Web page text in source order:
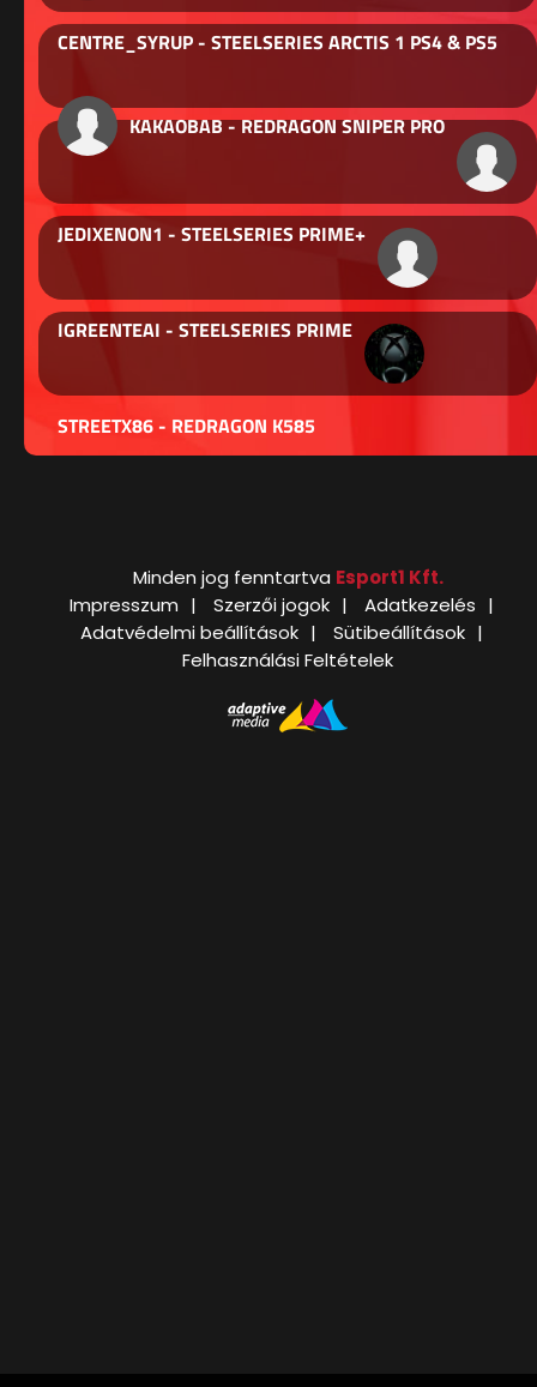
CENTRE_SYRUP - STEELSERIES ARCTIS 1 PS4 & PS5
KAKAOBAB - REDRAGON SNIPER PRO
JEDIXENON1 - STEELSERIES PRIME+
IGREENTEAI - STEELSERIES PRIME
STREETX86 - REDRAGON K585
Minden jog fenntartva Esport1 Kft.
Impresszum
Szerzői jogok
Adatkezelés
Adatvédelmi beállítások
Sütibeállítások
Felhasználási Feltételek